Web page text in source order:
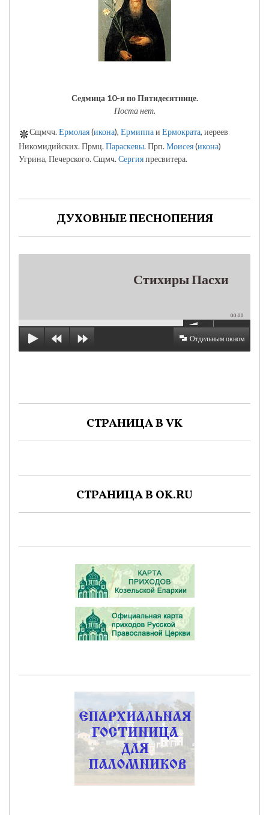
Седмица 10-я по Пятидесятнице.
Поста нет.
Сщмчч.Ермолая(икона), Ермиппаи Ермократа, иереев
Никомидийских. Прмц.Параскевы. Прп.Моисея(икона)
Угрина, Печерского. Сщмч.Сергияпресвитера.
ДУХОВНЫЕ ПЕСНОПЕНИЯ
Стихиры Пасхи
00:00
Отдельным окном
СТРАНИЦА В VK
СТРАНИЦА В OK.RU